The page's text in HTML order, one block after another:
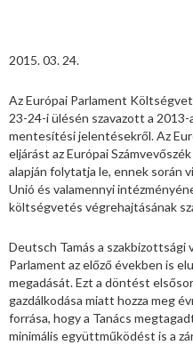
2015. 03. 24.
Az Európai Parlament
23-24-i ülésén szavazott a
mentesítési jelentésekről. Az
eljárást az Európai
alapján folytatja le, ennek során
Unió és valamennyi
költségvetés végrehajtásának
Deutsch Tamás a szakbizottsági
Parlament az előző években is
megadását. Ezt a döntést
gazdálkodása miatt hozza meg
forrása, hogy a Tanács
minimális együttműködést is a